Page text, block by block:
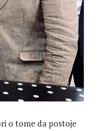
o tome da postoje